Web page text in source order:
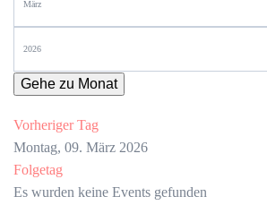
Gehe zu Monat
Vorheriger Tag
Montag, 09. März 2026
Folgetag
Es wurden keine Events gefunden